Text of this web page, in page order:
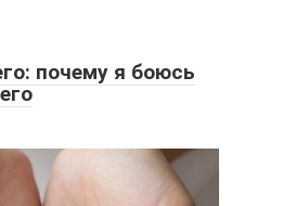
почему я боюсь